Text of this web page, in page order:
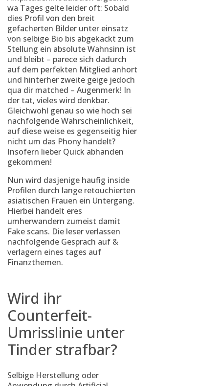
wa Tages gelte leider oft: Sobald
dies Profil von den breit
gefacherten Bilder unter einsatz
von selbige Bio bis abgekackt zum
Stellung ein absolute Wahnsinn ist
und bleibt – parece sich dadurch
auf dem perfekten Mitglied anhort
und hinterher zweite geige jedoch
qua dir matched – Augenmerk! In
der tat, vieles wird denkbar.
Gleichwohl genau so wie hoch sei
nachfolgende Wahrscheinlichkeit,
auf diese weise es gegenseitig hier
nicht um das Phony handelt?
Insofern lieber Quick abhanden
gekommen!
Nun wird dasjenige haufig inside
Profilen durch lange retouchierten
asiatischen Frauen ein Untergang.
Hierbei handelt eres
umherwandern zumeist damit
Fake scans. Die leser verlassen
nachfolgende Gesprach auf &
verlagern eines tages auf
Finanzthemen.
Wird ihr
Counterfeit-
Umrisslinie unter
Tinder strafbar?
Selbige Herstellung oder